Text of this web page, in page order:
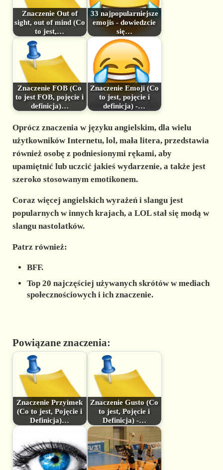
Znaczenie Out of
sight, out of mind (Co
to jest,…
33 najpopularniejsze
emojis - dowiedzcie
się…
Znaczenie FOB (Co
to jest FOB, pojęcie i
definicja)…
Znaczenie Emoji (Co
to jest, pojęcie i
definicja) -…
Oprócz znaczenia w języku angielskim, dla wielu
użytkowników Internetu, lol, mała litera, przedstawia
również osobę z podniesionymi rękami, aby
upamiętnić lub uczcić jakieś wydarzenie, a także jest
szeroko stosowanym emotikonem.
Coraz więcej angielskich wyrażeń i slangu jest
popularnych w innych krajach, a LOL stał się modą w
slangu nastolatków.
Patrz również:
BFF.
Top 20 najczęściej używanych skrótów w mediach
społecznościowych i ich znaczenie.
Powiązane znaczenia:
Znaczenie Przyimek
(Co to jest, Pojęcie i
Definicja)…
Znaczenie Gusto (Co
to jest, Pojęcie i
Definicja) -…